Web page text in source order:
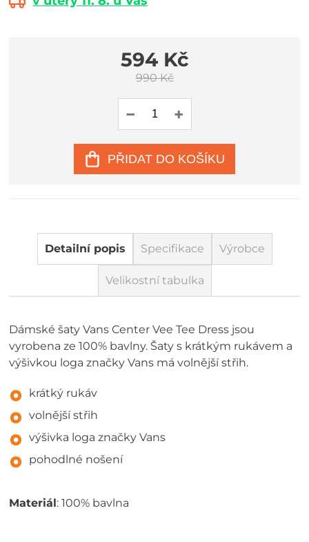
594 Kč
990 Kč
PŘIDAT DO KOŠÍKU
Detailní popis Specifikace Výrobce
Velikostní tabulka
Dámské šaty Vans Center Vee Tee Dress jsou
vyrobena ze 100% bavlny. Šaty s krátkým rukávem a
výšivkou loga značky Vans má volnější střih.
krátký rukáv
volnější střih
výšivka loga značky Vans
pohodlné nošení
Materiál: 100% bavlna